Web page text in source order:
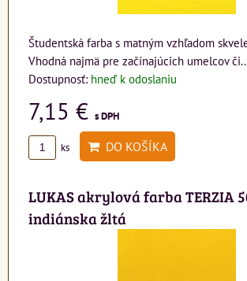
Študentská farba s matným vzhľadom
Vhodná najmä pre začínajúcich umelcov
Dostupnosť: hneď k odoslaniu
7,15 € s DPH
ks DO KOŠÍKA
LUKAS akrylová farba TERZIA
indiánska žltá